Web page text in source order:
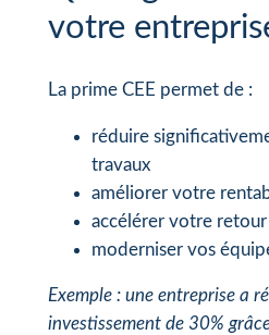
votre
La prime CEE permet de :
réduire
travaux
améliorer votre
accélérer votre
moderniser vos
Exemple : une entreprise a
investissement de 30%